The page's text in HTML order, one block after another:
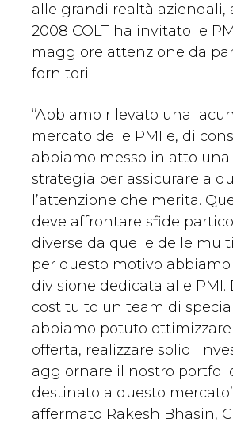
alle grandi realtà aziendali,
2008 COLT ha invitato le
maggiore attenzione da
fornitori.
“Abbiamo rilevato una
mercato delle PMI e, di
abbiamo messo in atto una
strategia per assicurare a
l’attenzione che merita.
deve affrontare sfide
diverse da quelle delle
per questo motivo
divisione dedicata alle PMI.
costituito un team di
abbiamo potuto ottimizzare
offerta, realizzare solidi
aggiornare il nostro
destinato a questo
affermato Rakesh Bhasin,